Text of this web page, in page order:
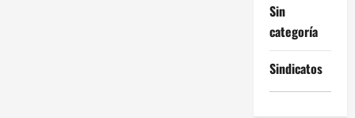
Sin
categoría
Sindicatos